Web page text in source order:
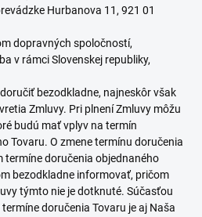
Hurbanova 11, 921 01
dopravných spoločností,
v rámci Slovenskej republiky,
bezodkladne, najneskôr však
Zmluvy. Pri plnení Zmluvy môžu
budú mať vplyv na termín
Tovaru. O zmene termínu doručenia
termíne doručenia objednaného
bezodkladne informovať, pričom
týmto nie je dotknuté. Súčasťou
doručenia Tovaru je aj Naša